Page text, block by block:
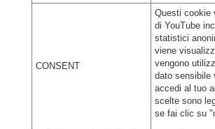
CONSENT
Questi cookie
di YouTube
statistici
viene
vengono
dato sensibile
accedi al tuo
scelte sono
se fai clic su